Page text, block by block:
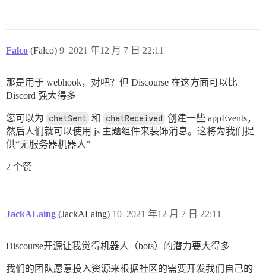
Falco (Falco) 2021 年12 月 7 日 22:11
9
那是用于 webhook，对吧？但 Discourse 在这方面可以比
Discord 强大得多
您可以为 chatSent 和 chatReceived 创建一些 appEvents，
然后人们就可以使用 js 主题组件来装饰消息。这将为我们提
供“无服务器机器人”
2 个赞
JackALaing (JackALaing) 2021 年12 月 7 日 22:11
10
Discourse开源让我觉得机器人（bots）的潜力要大得多
我们的团队愿意投入资源来根据社区的需要开发我们自己的